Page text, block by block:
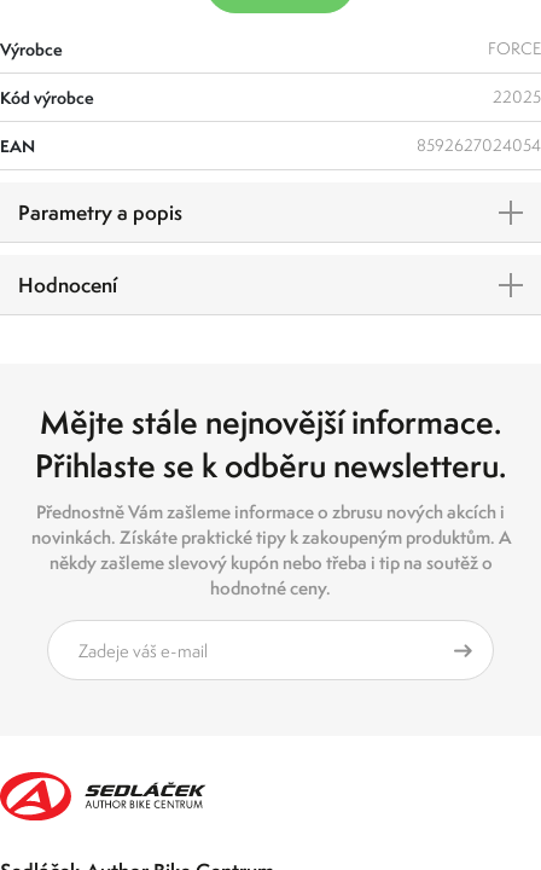
Výrobce FORCE
Kód výrobce 22025
EAN 8592627024054
Parametry a popis
Hodnocení
Mějte stále nejnovější informace.
Přihlaste se k odběru newsletteru.
Přednostně Vám zašleme informace o zbrusu nových akcích i
novinkách. Získáte praktické tipy k zakoupeným produktům. A
někdy zašleme slevový kupón nebo třeba i tip na soutěž o
hodnotné ceny.